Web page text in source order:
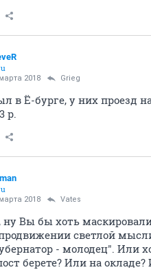
2018 Grieg
в Ё-бурге, у них проезд
р.
2018 Vates
Вы бы хоть
светлой
- молодец". Или
берете? Или на